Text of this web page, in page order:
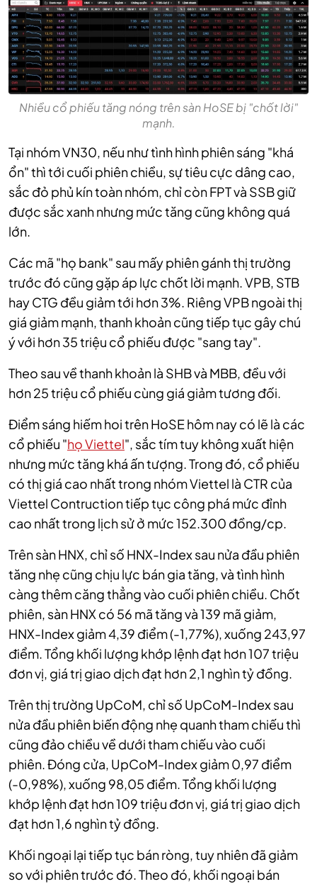
Nhiều cổ phiếu tăng nóng trên sàn HoSE bị "chốt lời"
mạnh.
Tại nhóm VN30, nếu như tình hình phiên sáng "khá
ổn" thì tới cuối phiên chiều, sự tiêu cực dâng cao,
sắc đỏ phủ kín toàn nhóm, chỉ còn FPT và SSB giữ
được sắc xanh nhưng mức tăng cũng không quá
lớn.
Các mã "họ bank" sau mấy phiên gánh thị trường
trước đó cũng gặp áp lực chốt lời mạnh. VPB, STB
hay CTG đều giảm tới hơn 3%. Riêng VPB ngoài thị
giá giảm mạnh, thanh khoản cũng tiếp tục gây chú
ý với hơn 35 triệu cổ phiếu được "sang tay".
Theo sau về thanh khoản là SHB và MBB, đều với
hơn 25 triệu cổ phiếu cùng giá giảm tương đối.
Điểm sáng hiếm hoi trên HoSE hôm nay có lẽ là các
cổ phiếu "họ Viettel", sắc tím tuy không xuất hiện
nhưng mức tăng khá ấn tượng. Trong đó, cổ phiếu
có thị giá cao nhất trong nhóm Viettel là CTR của
Viettel Contruction tiếp tục công phá mức đỉnh
cao nhất trong lịch sử ở mức 152.300 đồng/cp.
Trên sàn HNX, chỉ số HNX-Index sau nửa đầu phiên
tăng nhẹ cũng chịu lực bán gia tăng, và tình hình
càng thêm căng thẳng vào cuối phiên chiều. Chốt
phiên, sàn HNX có 56 mã tăng và 139 mã giảm,
HNX-Index giảm 4,39 điểm (-1,77%), xuống 243,97
điểm. Tổng khối lượng khớp lệnh đạt hơn 107 triệu
đơn vị, giá trị giao dịch đạt hơn 2,1 nghìn tỷ đồng.
Trên thị trường UpCoM, chỉ số UpCoM-Index sau
nửa đầu phiên biến động nhẹ quanh tham chiếu thì
cũng đảo chiều về dưới tham chiếu vào cuối
phiên.Đóng cửa, UpCoM-Index giảm 0,97 điểm
(-0,98%), xuống 98,05 điểm. Tổng khối lượng
khớp lệnh đạt hơn 109 triệu đơn vị, giá trị giao dịch
đạt hơn 1,6 nghìn tỷ đồng.
Khối ngoại lại tiếp tục bán ròng, tuy nhiên đã giảm
so với phiên trước đó. Theo đó, khối ngoại bán